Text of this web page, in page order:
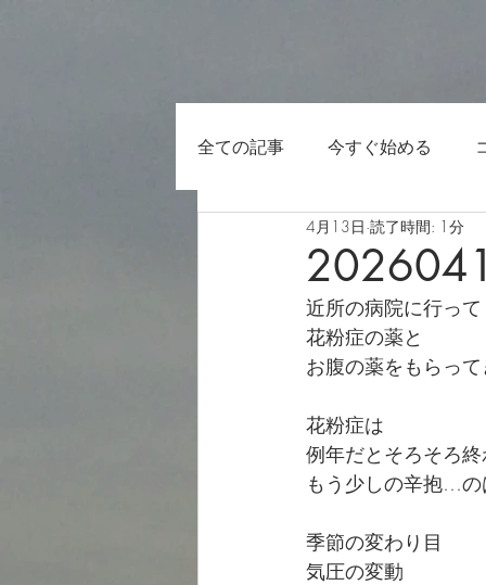
全ての記事 今すぐ始める
4月13日 読了時間: 1分
近所の病院に行って
花粉症の薬と
お腹の薬をもらっ
花粉症は
例年だとそろそろ
もう少しの辛抱…の
季節の変わり目
気圧の変動